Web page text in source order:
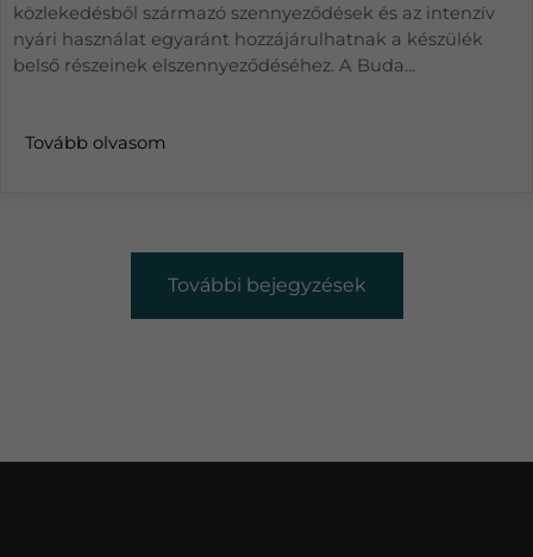
közlekedésből származó szennyeződések és az intenzív
nyári használat egyaránt hozzájárulhatnak a készülék
belső részeinek elszennyeződéséhez. A Buda...
Tovább olvasom
További bejegyzések